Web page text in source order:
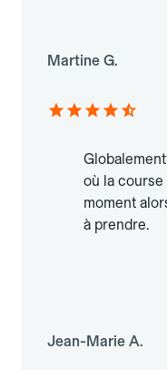
Martine G.
où la
moment
à prendre.
Jean-Marie A.